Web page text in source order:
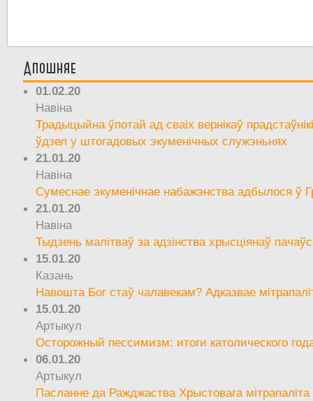
Апошняе
01.02.20
Навіна
Традыцыйна ўпотай ад сваіх вернікаў
ўдзел у штогадовых экуменічных служэньнях
21.01.20
Навіна
Сумеснае экуменічнае набажэнства адбылося ў
21.01.20
Навіна
Тыдзень малітваў за адзінства хрысціянаў
15.01.20
Казань
Навошта Бог стаў чалавекам? Адказвае
15.01.20
Артыкул
Осторожный пессимизм: итоги католического
06.01.20
Артыкул
Пасланне да Ражджаства Хрыстовага мітрапаліта